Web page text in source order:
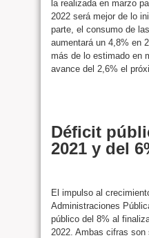
la realizada en marzo
2022 será mejor de lo
parte, el consumo de
aumentará un 4,8% en
más de lo estimado en
avance del 2,6% el
Déficit
2021 y del
El impulso al
Administraciones
público del 8% al
2022. Ambas cifras